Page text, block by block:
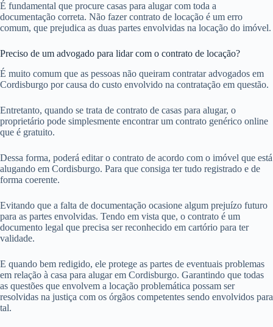
É fundamental que procure casas para alugar com toda a
documentação correta. Não fazer contrato de locação é um erro
comum, que prejudica as duas partes envolvidas na locação do imóvel.
Preciso de um advogado para lidar com o contrato de locação?
É muito comum que as pessoas não queiram contratar advogados em
Cordisburgo por causa do custo envolvido na contratação em questão.
Entretanto, quando se trata de contrato de casas para alugar, o
proprietário pode simplesmente encontrar um contrato genérico online
que é gratuito.
Dessa forma, poderá editar o contrato de acordo com o imóvel que está
alugando em Cordisburgo. Para que consiga ter tudo registrado e de
forma coerente.
Evitando que a falta de documentação ocasione algum prejuízo futuro
para as partes envolvidas. Tendo em vista que, o contrato é um
documento legal que precisa ser reconhecido em cartório para ter
validade.
E quando bem redigido, ele protege as partes de eventuais problemas
em relação à casa para alugar em Cordisburgo. Garantindo que todas
as questões que envolvem a locação problemática possam ser
resolvidas na justiça com os órgãos competentes sendo envolvidos para
tal.